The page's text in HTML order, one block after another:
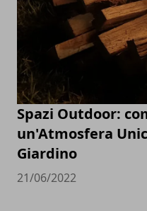
Spazi Outdoor:
un'Atmosfera
Giardino
21/06/2022